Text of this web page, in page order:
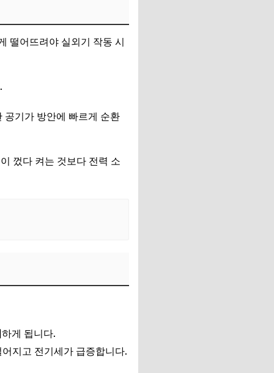
떨어뜨려야 실외기 작동 시
기가 방안에 빠르게 순환
껐다 켜는 것보다 전력 소
하게 됩니다.
지고 전기세가 급증합니다.